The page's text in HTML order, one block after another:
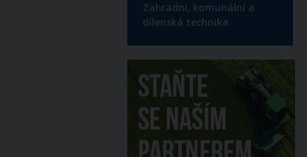
Zahradní, komunální a
dílenská technika